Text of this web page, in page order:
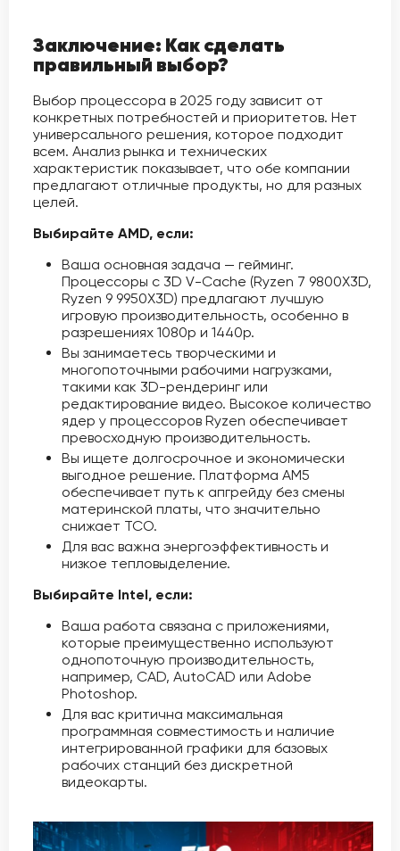
Заключение: Как сделать
правильный выбор?
Выбор процессора в 2025 году зависит от
конкретных потребностей и приоритетов. Нет
универсального решения, которое подходит
всем. Анализ рынка и технических
характеристик показывает, что обе компании
предлагают отличные продукты, но для разных
целей.
Выбирайте AMD, если:
Ваша основная задача — гейминг.
Процессоры с 3D V-Cache (Ryzen 7 9800X3D,
Ryzen 9 9950X3D) предлагают лучшую
игровую производительность, особенно в
разрешениях 1080p и 1440p.
Вы занимаетесь творческими и
многопоточными рабочими нагрузками,
такими как 3D-рендеринг или
редактирование видео. Высокое количество
ядер у процессоров Ryzen обеспечивает
превосходную производительность.
Вы ищете долгосрочное и экономически
выгодное решение. Платформа AM5
обеспечивает путь к апгрейду без смены
материнской платы, что значительно
снижает TCO.
Для вас важна энергоэффективность и
низкое тепловыделение.
Выбирайте Intel, если:
Ваша работа связана с приложениями,
которые преимущественно используют
однопоточную производительность,
например, CAD, AutoCAD или Adobe
Photoshop.
Для вас критична максимальная
программная совместимость и наличие
интегрированной графики для базовых
рабочих станций без дискретной
видеокарты.